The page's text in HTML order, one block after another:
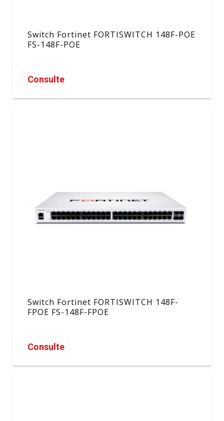
Switch Fortinet FORTISWITCH 148F-POE
FS-148F-POE
Consulte
Switch Fortinet FORTISWITCH 148F-
FPOE FS-148F-FPOE
Consulte